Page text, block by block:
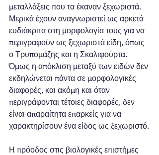
μεταλλάξεις που τα έκαναν ξεχωριστά.
Μερικά έχουν αναγνωριστεί ως αρκετά
ευδιάκριτα στη μορφολογία τους για να
περιγραφούν ως ξεχωριστά είδη, όπως
ο Τρυπομάζης και η Σκαλιφούρτα.
Όμως η απόκλιση μεταξύ των ειδών δεν
εκδηλώνεται πάντα σε μορφολογικές
διαφορές, και ακόμη και όταν
περιγράφονται τέτοιες διαφορές, δεν
είναι απαραίτητα επαρκείς για να
χαρακτηρίσουν ένα είδος ως ξεχωριστό.
Η πρόοδος στις βιολογικές επιστήμες